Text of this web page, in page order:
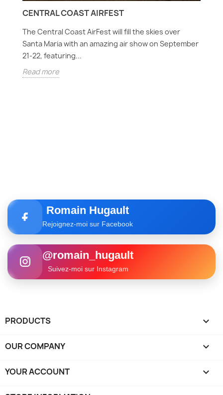
CENTRAL COAST AIRFEST
The Central Coast AirFest will fill the skies over
Santa Maria with an amazing air show on September
21-22, featuring...
Read more
Romain Hugault
Rejoignez-moi sur Facebook
@romain_hugault
Suivez-moi sur Instagram
PRODUCTS 
OUR COMPANY 
YOUR ACCOUNT 